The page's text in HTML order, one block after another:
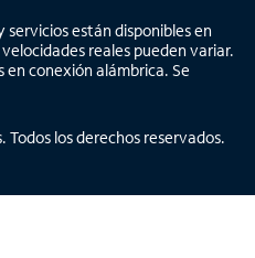
están disponibles en
reales pueden variar.
conexión alámbrica. Se
los derechos reservados.